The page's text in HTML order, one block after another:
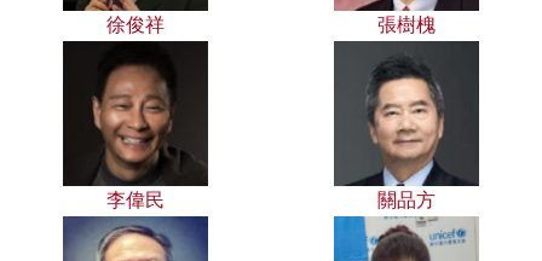
徐俊祥 張樹槐
李偉民 關品方